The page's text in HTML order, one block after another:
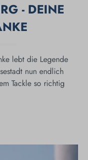
- DEINE
lebt die Legende
nun endlich
Tackle so richtig